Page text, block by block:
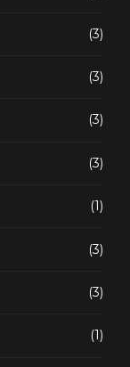
(3)
(3)
(3)
(3)
(1)
(3)
(3)
(1)